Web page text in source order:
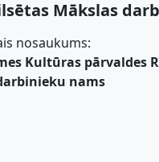
Mākslas
nosaukums:
Kultūras pārvaldes
nams